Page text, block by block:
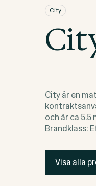
City
City är en
och är ca 5.5
Brandklass:
Visa alla